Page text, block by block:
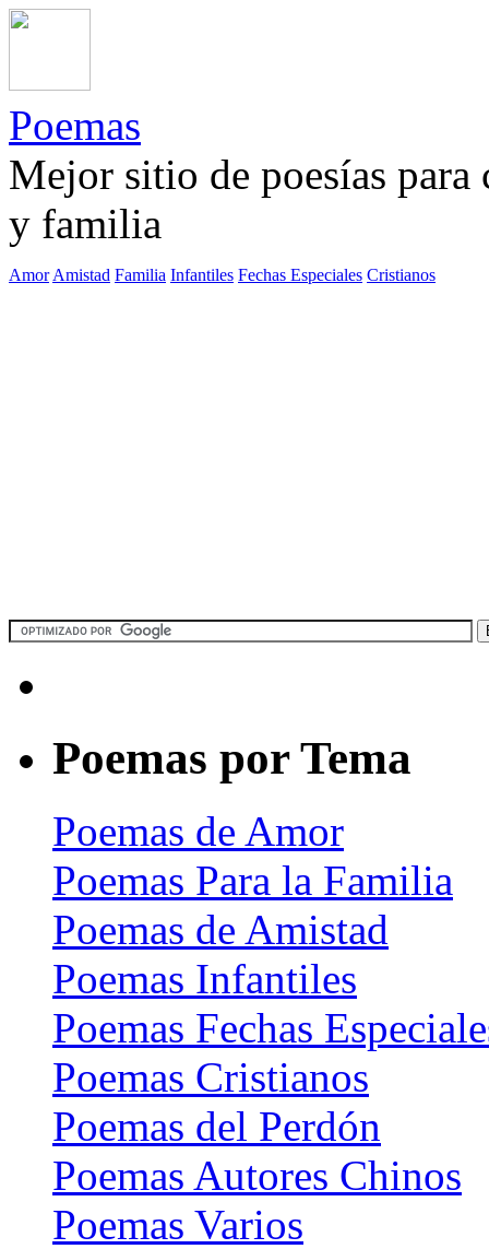
Poemas
Mejor sitio de poesías
y familia
Amor Amistad Familia Infantiles Fechas Especiales Cristianos
Poemas por Tema
Poemas de Amor
Poemas Para la Familia
Poemas de Amistad
Poemas Infantiles
Poemas Fechas
Poemas Cristianos
Poemas del Perdón
Poemas Autores Chinos
Poemas Varios